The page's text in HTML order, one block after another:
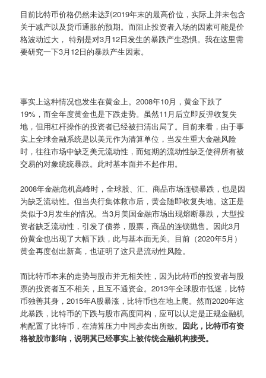
目前比特币价格仍然未达到2019年末的最高价位，实际上并未包含
关于减产以及货币通胀的预期。而阻止投资者入场的因素可能是价
格波动过大， 特别是对3月12日发生的暴跌产生恐惧。我在这里需
要研究一下3月12日的暴跌产生因素。
事实上这种情况也发生在黄金上。2008年10月，黄金下跌了
19%，而全年度黄金也是下跌走势。虽然11月后立即反弹收复失
地，但用杠杆操作的投资者已经被扫清出局了。目前来看，由于事
实上全球金融系统是以美元作为清算单位，当发生重大金融风险
时，往往市场中缺乏美元流动性，而短期的流动性缺乏使得所有被
交易的对象统统暴跌。此时基本面并不起作用。
2008年金融危机高峰时，全球股、汇、商品市场连锁暴跌，也是因
为缺乏流动性。但当央行集体救市后，黄金随即收复失地。这正是
类似于3月发生的情况。当3月美国金融市场出现熔断暴跌，大型投
资者缺乏流动性，引发了债券，股票，商品的连锁抛售。因此3月
份黄金也出现了大幅下跌，此与基本面无关。目前（2020年5月）
黄金再度创出新高，也证明了这只是流动性风险。
而比特币本来的走势与股市并无相关性，因为比特币的投资者与股
票的投资者互不相关，且互不通资金。2013年全球股市低迷，比特
币独善其身，2015年A股暴涨，比特币也在地上爬。然而2020年这
此暴跌，比特币的下跌与股市高度同构，应可以认定是正规金融机
构配置了比特币，在清算压力中同步卖出所致。 因此，比特币有资
格被股市影响，说明其已经事实上被传统金融机构接受。